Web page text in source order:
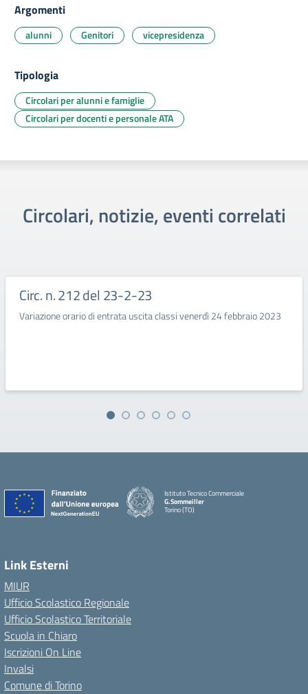
Argomenti
alunni Genitori vicepresidenza
Tipologia
Circolari per alunni e famiglie
Circolari per docenti e personale ATA
Circolari, notizie, eventi correlati
Circ. n. 212 del 23-2-23
Variazione orario di entrata uscita classi venerdì 24 febbraio 2023
Istituto Tecnico Commerciale
G.Sommeiller
Torino (TO)
Link Esterni
MIUR
Ufficio Scolastico Regionale
Ufficio Scolastico Territoriale
Scuola in Chiaro
Iscrizioni On Line
Invalsi
Comune di Torino